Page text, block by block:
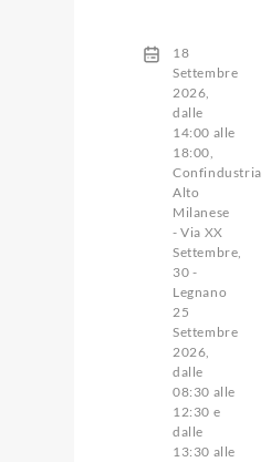
18
Settembre
2026,
dalle
14:00 alle
18:00,
Confindustria
Alto
Milanese
- Via XX
Settembre,
30 -
Legnano
25
Settembre
2026,
dalle
08:30 alle
12:30 e
dalle
13:30 alle